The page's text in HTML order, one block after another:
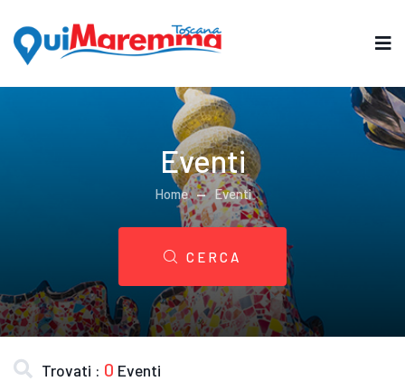
Eventi
Home Eventi
CERCA
Trovati : 0 Eventi